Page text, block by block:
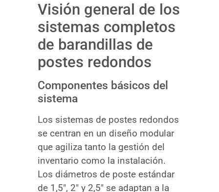
Visión general de los
sistemas completos
de barandillas de
postes redondos
Componentes básicos del
sistema
Los sistemas de postes redondos
se centran en un diseño modular
que agiliza tanto la gestión del
inventario como la instalación.
Los diámetros de poste estándar
de 1,5″, 2″ y 2,5″ se adaptan a la